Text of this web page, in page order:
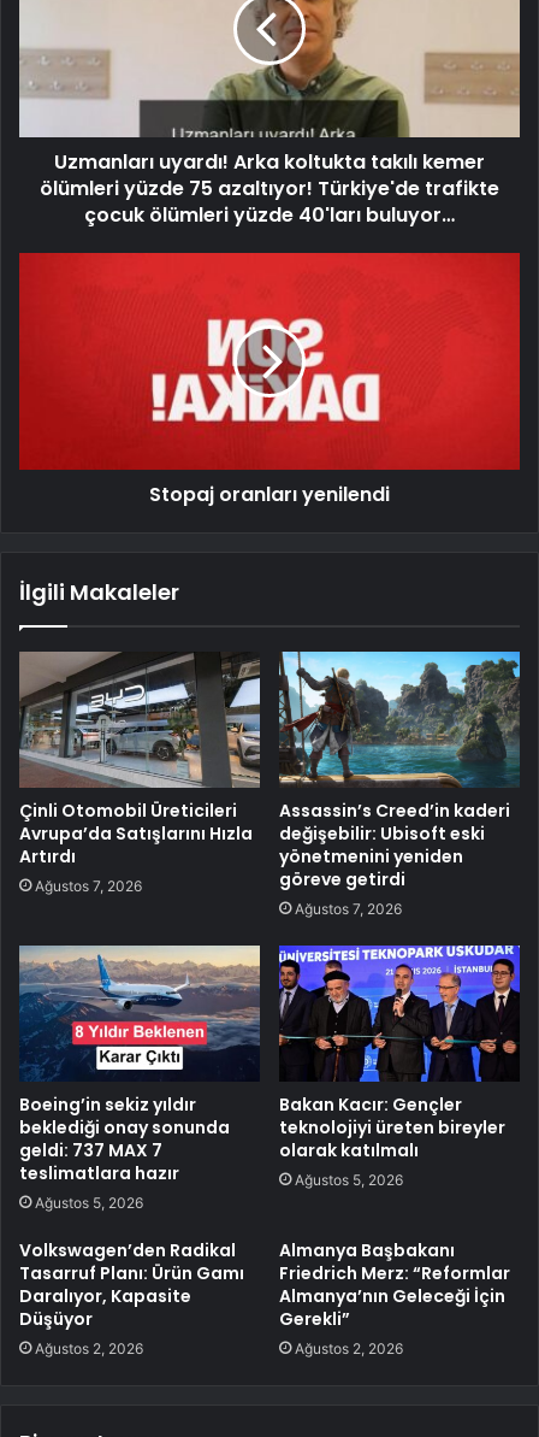
Uzmanları uyardı! Arka koltukta takılı kemer
ölümleri yüzde 75 azaltıyor! Türkiye'de trafikte
çocuk ölümleri yüzde 40'ları buluyor…
Stopaj oranları yenilendi
İlgili Makaleler
Çinli Otomobil Üreticileri
Avrupa’da Satışlarını Hızla
Artırdı
Ağustos 7, 2026
Assassin’s Creed’in kaderi
değişebilir: Ubisoft eski
yönetmenini yeniden
göreve getirdi
Ağustos 7, 2026
Boeing’in sekiz yıldır
beklediği onay sonunda
geldi: 737 MAX 7
teslimatlara hazır
Ağustos 5, 2026
Bakan Kacır: Gençler
teknolojiyi üreten bireyler
olarak katılmalı
Ağustos 5, 2026
Volkswagen’den Radikal
Tasarruf Planı: Ürün Gamı
Daralıyor, Kapasite
Düşüyor
Ağustos 2, 2026
Almanya Başbakanı
Friedrich Merz: “Reformlar
Almanya’nın Geleceği İçin
Gerekli”
Ağustos 2, 2026